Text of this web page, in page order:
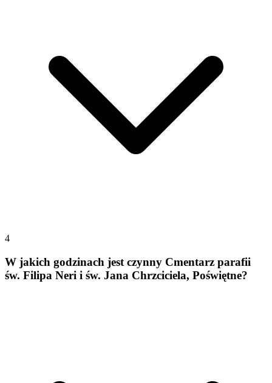
4
W jakich godzinach jest czynny Cmentarz parafii
św. Filipa Neri i św. Jana Chrzciciela, Poświętne?